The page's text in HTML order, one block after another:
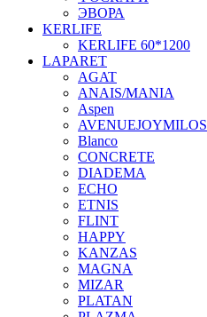
ЭВОРА
KERLIFE
KERLIFE 60*1200
LAPARET
AGAT
ANAIS/MANIA
Aspen
AVENUEJOYMILOS
Blanco
CONCRETE
DIADEMA
ECHO
ETNIS
FLINT
HAPPY
KANZAS
MAGNA
MIZAR
PLATAN